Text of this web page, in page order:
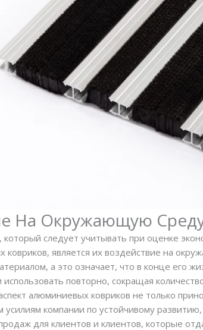
На Окружающую
следует учитывать при оценке
является их воздействие на
а это означает, что в конце его
повторно, сокращая
алюминиевых ковриков не только
усилиям компании по устойчивому
для клиентов и клиентов, которые